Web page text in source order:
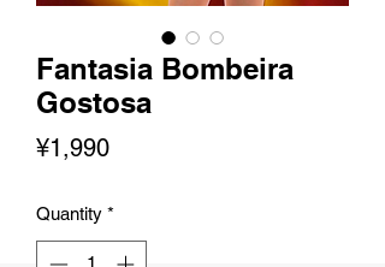
Fantasia Bombeira
Gostosa
¥1,990Price
Quantity *